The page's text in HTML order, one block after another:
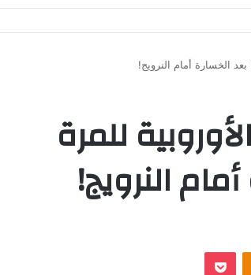
بعد الخسارة أمام النرويج!
للمرة
النرويج!
‫Pocket